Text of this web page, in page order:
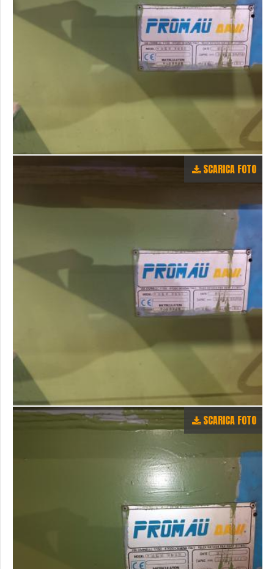
SCARICA FOTO
SCARICA FOTO